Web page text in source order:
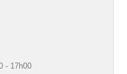
- 17h00